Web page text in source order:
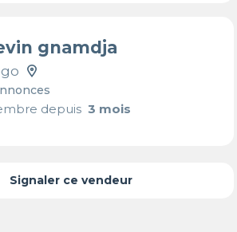
gnamdja
depuis3 mois
Signaler ce vendeur